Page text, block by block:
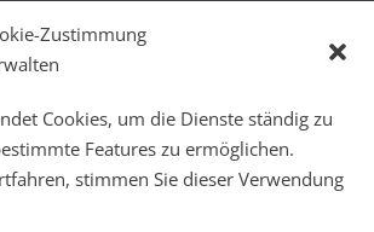
Zustimmung
Cookies, um die Dienste ständig zu
Features zu ermöglichen.
stimmen Sie dieser Verwendung
Uhr
Uhr
Uhr